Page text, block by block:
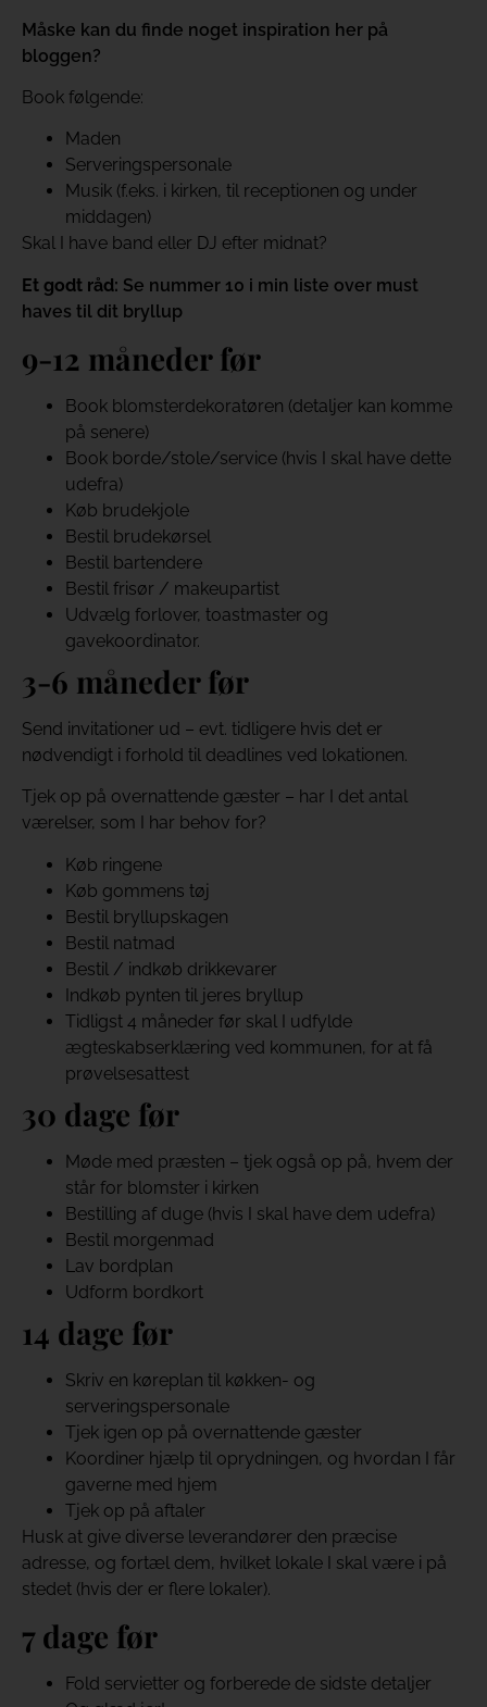
Måske kan du finde noget inspiration her på
bloggen?
Book følgende:
Maden
Serveringspersonale
Musik (f.eks. i kirken, til receptionen og under
middagen)
Skal I have band eller DJ efter midnat?
Et godt råd: Se nummer 10 i min liste over must
haves til dit bryllup
9-12 måneder før
Book blomsterdekoratøren (detaljer kan komme
på senere)
Book borde/stole/service (hvis I skal have dette
udefra)
Køb brudekjole
Bestil brudekørsel
Bestil bartendere
Bestil frisør / makeupartist
Udvælg forlover, toastmaster og
gavekoordinator.
3-6 måneder før
Send invitationer ud – evt. tidligere hvis det er
nødvendigt i forhold til deadlines ved lokationen.
Tjek op på overnattende gæster – har I det antal
værelser, som I har behov for?
Køb ringene
Køb gommens tøj
Bestil bryllupskagen
Bestil natmad
Bestil / indkøb drikkevarer
Indkøb pynten til jeres bryllup
Tidligst 4 måneder før skal I udfylde
ægteskabserklæring ved kommunen, for at få
prøvelsesattest
30 dage før
Møde med præsten – tjek også op på, hvem der
står for blomster i kirken
Bestilling af duge (hvis I skal have dem udefra)
Bestil morgenmad
Lav bordplan
Udform bordkort
14 dage før
Skriv en køreplan til køkken- og
serveringspersonale
Tjek igen op på overnattende gæster
Koordiner hjælp til oprydningen, og hvordan I får
gaverne med hjem
Tjek op på aftaler
Husk at give diverse leverandører den præcise
adresse, og fortæl dem, hvilket lokale I skal være i på
stedet (hvis der er flere lokaler).
7 dage før
Fold servietter og forberede de sidste detaljer